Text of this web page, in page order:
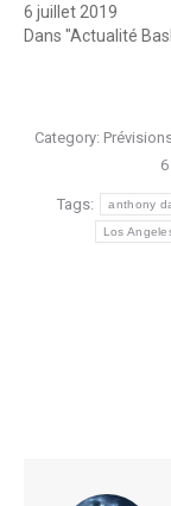
6 juillet 2019
Dans "Actualité
Category:
Tags: anthony
Los